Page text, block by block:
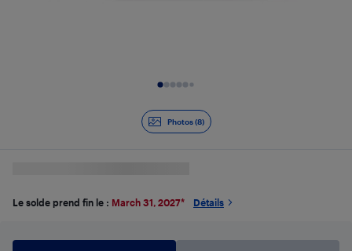
Photos (8)
Le solde prend fin le : March 31, 2027* Détails